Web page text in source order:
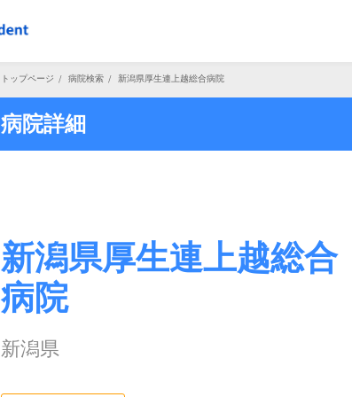
トップページ / 病院検索 / 新潟県厚生連上越総合病院
病院詳細
新潟県厚生連上越総合
病院
新潟県